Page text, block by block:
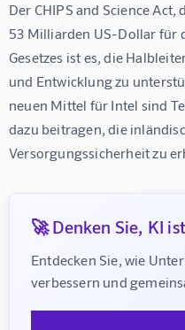
Der CHIPS and Science
53 Milliarden US-Dollar für
Gesetzes ist es, die
und Entwicklung zu
neuen Mittel für Intel sind
dazu beitragen, die
Versorgungssicherheit zu
🚀 Denken Sie, KI
Entdecken Sie, wie
verbessern und